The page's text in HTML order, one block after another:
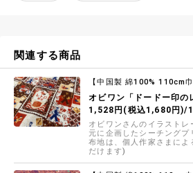
関連する商品
【中国製 綿100% 110cm巾
オビワン「ドードー印の
1,528円(税込1,680円)/
オビワンさんのイラスト
元に企画したシーチング
布地は、個人作家さまによ
だけます)